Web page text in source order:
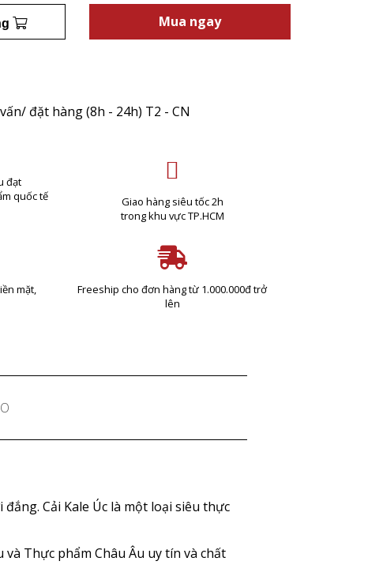
Mua ngay
đặt hàng (8h - 24h) T2 - CN
đạt
quốc tế
Giao hàng siêu tốc 2h
trong khu vực TP.HCM
mặt,
Freeship cho đơn hàng từ 1.000.000đ trở
lên
Cải Kale Úc là một loại siêu thực
và Thực phẩm Châu Âu uy tín và chất